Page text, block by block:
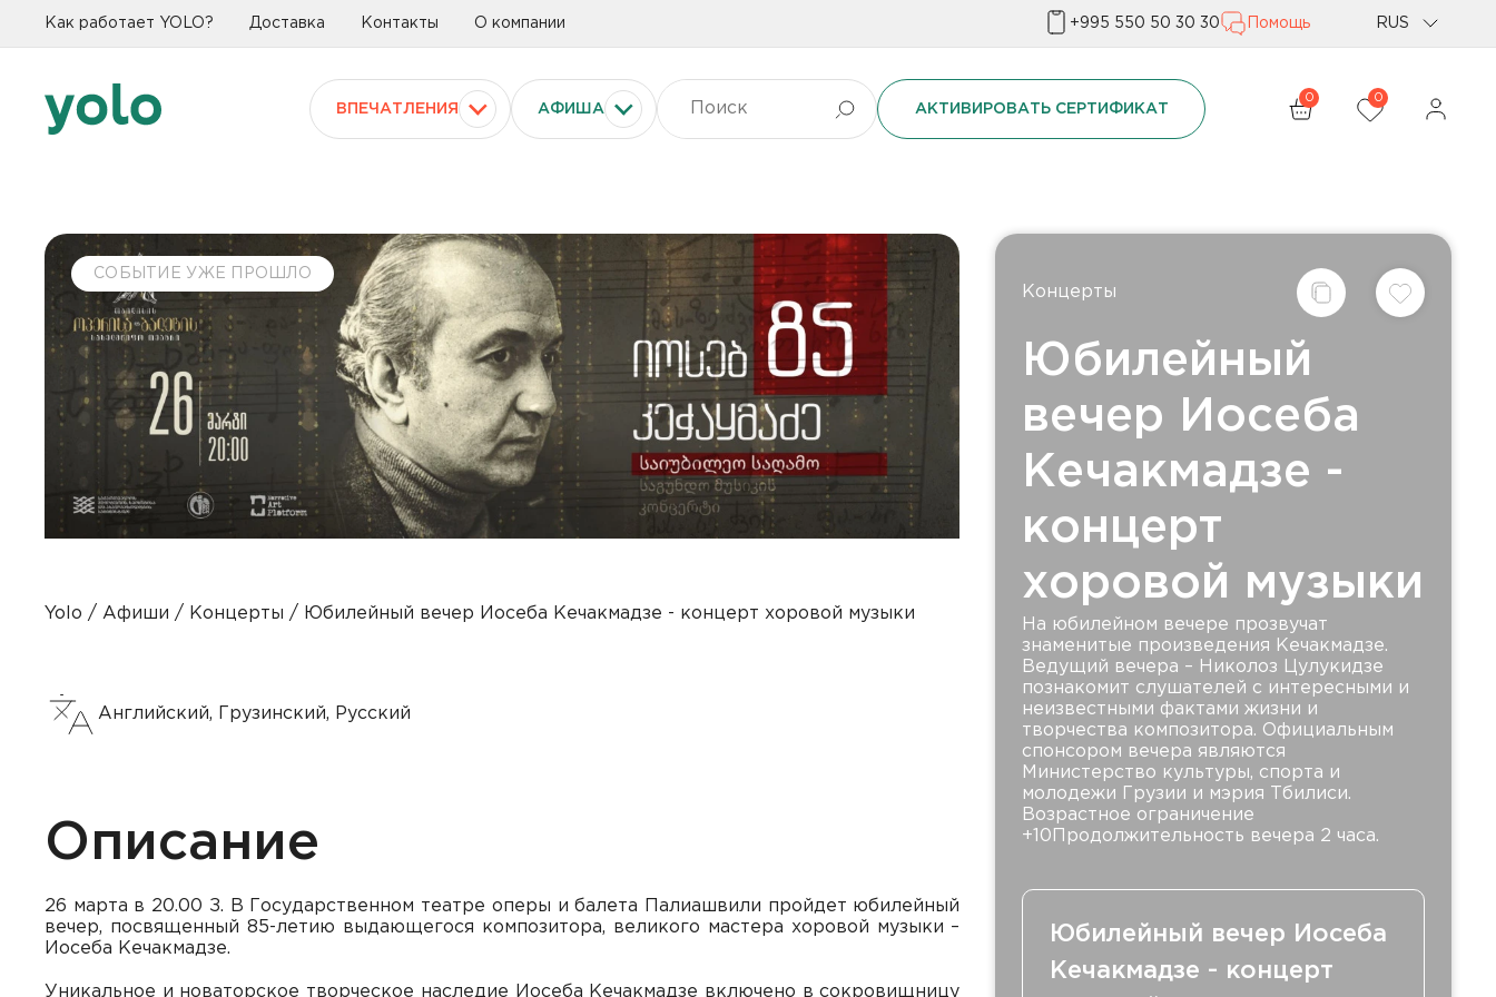
Как работает YOLO? Доставка Контакты О компании +995 550 50 30 30 Помощь RUS
Geo
ВПЕЧАТЛЕНИЯ АФИША АКТИВИРОВАТЬ СЕРТИФИКАТ
0 0
СОБЫТИЕ УЖЕ ПРОШЛО
Концерты
Юбилейный
вечер Иосеба
Кечакмадзе -
концерт
хоровой музыки
На юбилейном вечере прозвучат
знаменитые произведения Кечакмадзе.
Ведущий вечера – Николоз Цулукидзе
познакомит слушателей с интересными и
неизвестными фактами жизни и
творчества композитора. Официальным
спонсором вечера являются
Министерство культуры, спорта и
молодежи Грузии и мэрия Тбилиси.
Возрастное ограничение
+10Продолжительность вечера 2 часа.
Юбилейный вечер Иосеба
Кечакмадзе - концерт
Yolo Афиши Концерты Юбилейный вечер Иосеба Кечакмадзе - концерт хоровой музыки
Английский, Грузинский, Русский
Описание
26 марта в 20.00 З. В Государственном театре оперы и балета Палиашвили пройдет юбилейный
вечер, посвященный 85-летию выдающегося композитора, великого мастера хоровой музыки –
Иосеба Кечакмадзе.
Уникальное и новаторское творческое наследие Иосеба Кечакмадзе включено в сокровищницу